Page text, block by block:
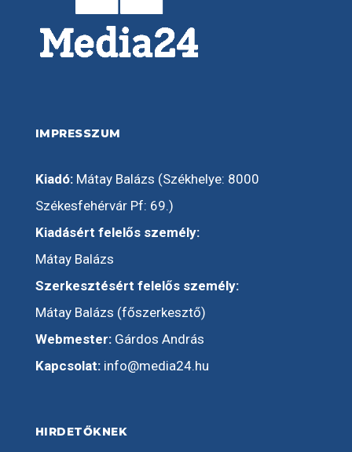
IMPRESSZUM
Kiadó:Mátay Balázs (Székhelye: 8000
Székesfehérvár Pf: 69.)
Kiadásért felelős személy:
Mátay Balázs
Szerkesztésért felelős személy:
Mátay Balázs (főszerkesztő)
Webmester:Gárdos András
Kapcsolat: info@media24.hu
HIRDETŐKNEK